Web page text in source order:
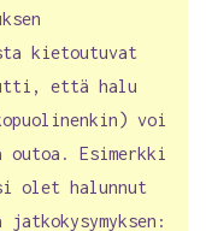
kietoutuvat
että halu
voi
Esimerkki
olet halunnut